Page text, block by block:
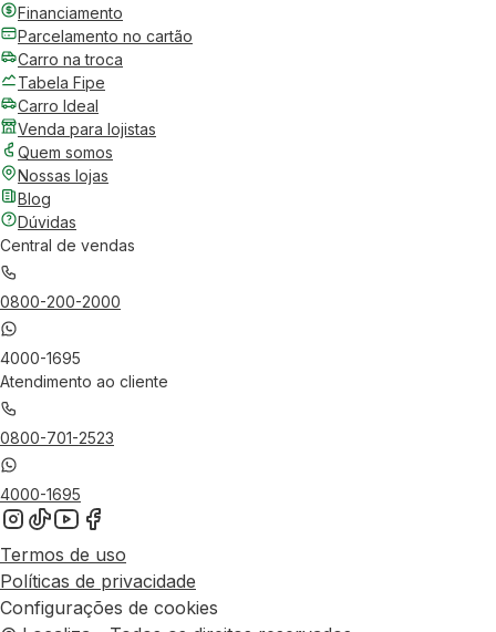
Financiamento
Parcelamento no cartão
Carro na troca
Tabela Fipe
Carro Ideal
Venda para lojistas
Quem somos
Nossas lojas
Blog
Dúvidas
Central de vendas
0800-200-2000
4000-1695
Atendimento ao cliente
0800-701-2523
4000-1695
Termos de uso
Políticas de privacidade
Configurações de cookies